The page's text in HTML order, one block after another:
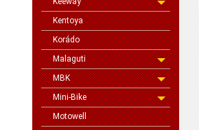
Kentoya
Korádo
Malaguti
MBK
Mini-Bike
Motowell